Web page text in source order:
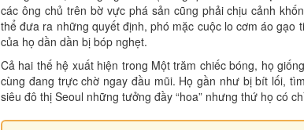
các ông chủ trên bờ vực phá sản cũng phải chịu cảnh
thể đưa ra những quyết định, phó mặc cuộc lo cơm áo gạo
của họ dần dần bị bóp nghẹt.
Cả hai thế hệ xuất hiện trong Một trăm chiếc bóng, họ
cùng đang trực chờ ngay đầu mũi. Họ gần như bị bít lối,
siêu đô thị Seoul những tưởng đầy “hoa” nhưng thứ họ có